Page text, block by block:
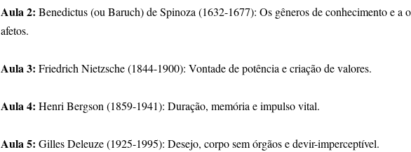
Aula 2: Benedictus (ou Baruch) de Spinoza (1632-1677): Os gêneros de conhecimento e a
afetos.
Aula 3: Friedrich Nietzsche (1844-1900): Vontade de potência e criação de valores.
Aula 4: Henri Bergson (1859-1941): Duração, memória e impulso vital.
Aula 5: Gilles Deleuze (1925-1995): Desejo, corpo sem órgãos e devir-imperceptível.